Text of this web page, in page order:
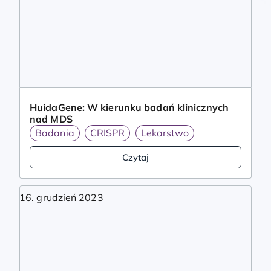
HuidaGene: W kierunku badań klinicznych
nad MDS
Badania
CRISPR Lekarstwo
Czytaj
16. grudzień 2023